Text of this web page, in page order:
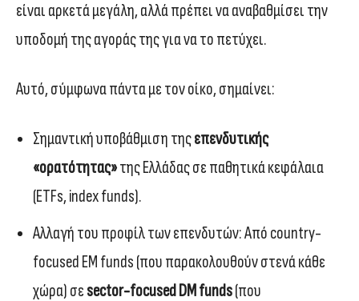
είναι αρκετά μεγάλη, αλλά πρέπει να αναβαθμίσει την
υποδομή της αγοράς της για να το πετύχει.
Αυτό, σύμφωνα πάντα με τον οίκο, σημαίνει:
Σημαντική υποβάθμιση τηςεπενδυτικής
«ορατότητας»της Ελλάδας σε παθητικά κεφάλαια
(ETFs, index funds).
Αλλαγή του προφίλ των επενδυτών: Από country-
focused EM funds (που παρακολουθούν στενά κάθε
χώρα) σε sector-focused DM funds(που